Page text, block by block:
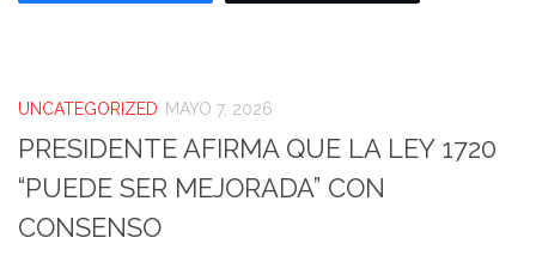
UNCATEGORIZED MAYO 7, 2026
PRESIDENTE AFIRMA QUE LA LEY 1720
“PUEDE SER MEJORADA” CON
CONSENSO